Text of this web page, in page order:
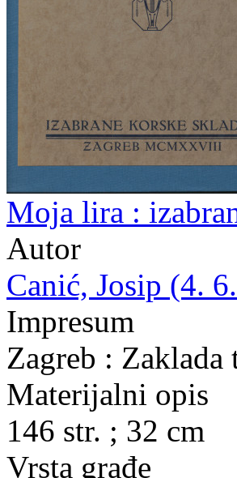
Moja lira :
Autor
Canić, Josip (4.
Impresum
Zagreb :
Materijalni opis
146 str. ; 32 cm
Vrsta građe